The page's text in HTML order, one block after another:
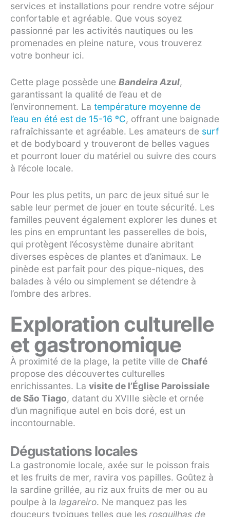
services et installations pour rendre votre séjour
confortable et agréable. Que vous soyez
passionné par les activités nautiques ou les
promenades en pleine nature, vous trouverez
votre bonheur ici.
Cette plage possède une Bandeira Azul,
garantissant la qualité de l’eau et de
l’environnement. La température moyenne de
l’eau en été est de 15-16 ºC, offrant une baignade
rafraîchissante et agréable. Les amateurs de surf
et de bodyboard y trouveront de belles vagues
et pourront louer du matériel ou suivre des cours
à l’école locale.
Pour les plus petits, un parc de jeux situé sur le
sable leur permet de jouer en toute sécurité. Les
familles peuvent également explorer les dunes et
les pins en empruntant les passerelles de bois,
qui protègent l’écosystème dunaire abritant
diverses espèces de plantes et d’animaux. Le
pinède est parfait pour des pique-niques, des
balades à vélo ou simplement se détendre à
l’ombre des arbres.
Exploration culturelle
et gastronomique
À proximité de la plage, la petite ville de Chafé
propose des découvertes culturelles
enrichissantes. La visite de l’Église Paroissiale
de São Tiago, datant du XVIIIe siècle et ornée
d’un magnifique autel en bois doré, est un
incontournable.
Dégustations locales
La gastronomie locale, axée sur le poisson frais
et les fruits de mer, ravira vos papilles. Goûtez à
la sardine grillée, au riz aux fruits de mer ou au
poulpe à la lagareiro. Ne manquez pas les
douceurs typiques telles que les rosquilhas de